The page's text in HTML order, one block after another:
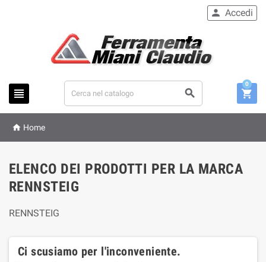
 
 Accedi

0
 Home
ELENCO DEI PRODOTTI PER LA MARCA
RENNSTEIG
RENNSTEIG
Ci scusiamo per l'inconveniente.